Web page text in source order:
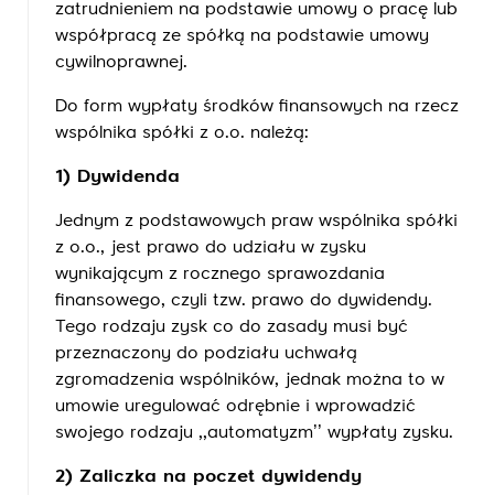
zatrudnieniem na podstawie umowy o pracę lub
współpracą ze spółką na podstawie umowy
cywilnoprawnej.
Do form wypłaty środków finansowych na rzecz
wspólnika spółki z o.o. należą:
1) Dywidenda
Jednym z podstawowych praw wspólnika spółki
z o.o., jest prawo do udziału w zysku
wynikającym z rocznego sprawozdania
finansowego, czyli tzw. prawo do dywidendy.
Tego rodzaju zysk co do zasady musi być
przeznaczony do podziału uchwałą
zgromadzenia wspólników, jednak można to w
umowie uregulować odrębnie i wprowadzić
swojego rodzaju ,,automatyzm’’ wypłaty zysku.
2) Zaliczka na poczet dywidendy